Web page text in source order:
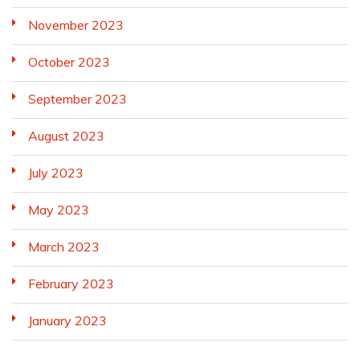
November 2023
October 2023
September 2023
August 2023
July 2023
May 2023
March 2023
February 2023
January 2023